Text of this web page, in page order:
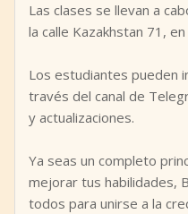
Las clases se llevan a
la calle Kazakhstan 71,
Los estudiantes pueden
través del canal de
y actualizaciones.
Ya seas un completo
mejorar tus habilidades,
todos para unirse a la